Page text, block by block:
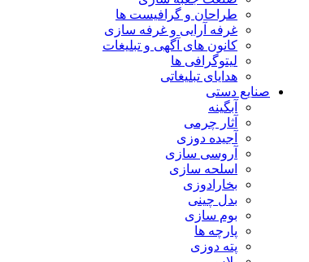
طراحان و گرافیست ها
غرفه آرایی و غرفه سازی
کانون های آگهی و تبلیغات
لیتوگرافی ها
هدایای تبلیغاتی
صنایع دستی
آبگینه
آثار چرمی
آجیده دوزی
آروسی سازی
اسلحه سازی
بخارادوزی
بدل چینی
بوم سازی
پارچه ها
پته دوزی